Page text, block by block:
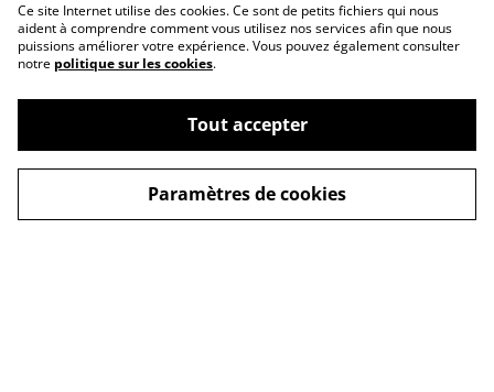
A propos
Buy me a coffee
Politique de cookies
Ce site Internet utilise des cookies. Ce sont de petits fichiers qui nous
aident à comprendre comment vous utilisez nos services afin que nous
puissions améliorer votre expérience. Vous pouvez également consulter
notre politique sur les cookies.
Tout accepter
Paramètres de cookies